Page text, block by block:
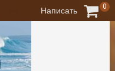
Написать 0